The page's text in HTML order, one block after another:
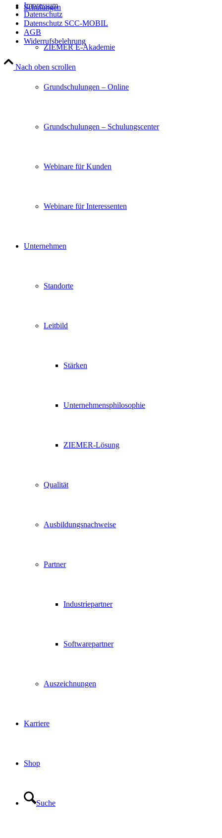
Schulungen
ZIEMER E-Akademie
Grundschulungen – Online
Grundschulungen – Schulungscenter
Webinare für Kunden
Webinare für Interessenten
Unternehmen
Standorte
Leitbild
Stärken
Unternehmensphilosophie
ZIEMER-Lösung
Qualität
Ausbildungsnachweise
Partner
Industriepartner
Softwarepartner
Auszeichnungen
Karriere
Shop
Suche
Impressum
Datenschutz
Datenschutz SCC-MOBIL
AGB
Widerrufsbelehrung
Nach oben scrollen